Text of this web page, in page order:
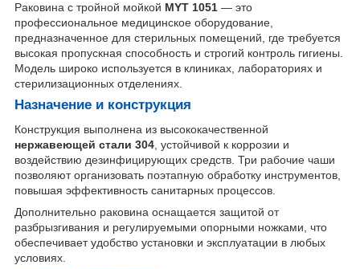
Раковина с тройной мойкой MYT 1051 — это
профессиональное медицинское оборудование,
предназначенное для стерильных помещений, где требуется
высокая пропускная способность и строгий контроль гигиены.
Модель широко используется в клиниках, лабораториях и
стерилизационных отделениях.
Назначение и конструкция
Конструкция выполнена из высококачественной
нержавеющей стали 304, устойчивой к коррозии и
воздействию дезинфицирующих средств. Три рабочие чаши
позволяют организовать поэтапную обработку инструментов,
повышая эффективность санитарных процессов.
Дополнительно раковина оснащается защитой от
разбрызгивания и регулируемыми опорными ножками, что
обеспечивает удобство установки и эксплуатации в любых
условиях.